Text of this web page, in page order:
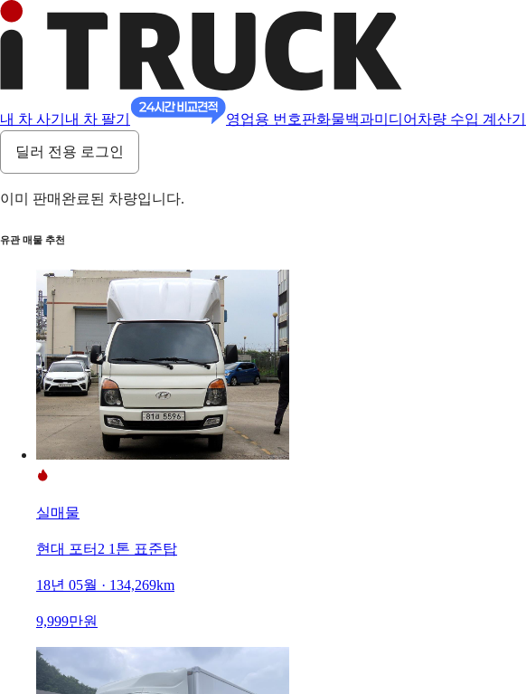
내 차 사기 내 차 팔기 영업용 번호판화물백과미디어 차량 수입 계산기
딜러 전용 로그인
이미 판매완료된 차량입니다.
유관 매물 추천
실매물
현대 포터2 1톤 표준탑
18년 05월 · 134,269km
9,999만원